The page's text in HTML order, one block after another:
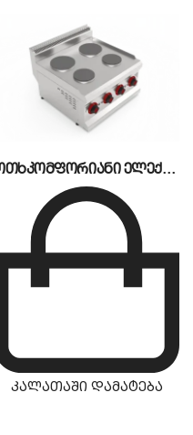
ოთხკომფორიანი ელექტრო ქურა CSA
კალათაში დამატება